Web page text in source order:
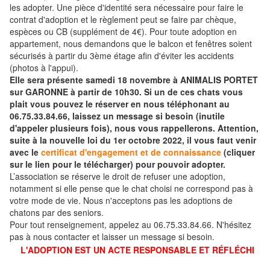
les adopter. Une pièce d'identité sera nécessaire pour faire le
contrat d'adoption et le règlement peut se faire par chèque,
espèces ou CB (supplément de 4€). Pour toute adoption en
appartement, nous demandons que le balcon et fenêtres soient
sécurisés à partir du 3ème étage afin d'éviter les accidents
(photos à l'appui).
Elle sera présente samedi 18 novembre à ANIMALIS PORTET
sur GARONNE à partir de 10h30. Si un de ces chats vous
plait vous pouvez le réserver en nous téléphonant au
06.75.33.84.66, laissez un message si besoin (inutile
d'appeler plusieurs fois), nous vous rappellerons. Attention,
suite à la nouvelle loi du 1er octobre 2022, il vous faut venir
avec le certificat d'engagement et de connaissance (cliquer
sur le lien pour le télécharger) pour pouvoir adopter.
L’association se réserve le droit de refuser une adoption,
notamment si elle pense que le chat choisi ne correspond pas à
votre mode de vie. Nous n'acceptons pas les adoptions de
chatons par des seniors.
Pour tout renseignement, appelez au 06.75.33.84.66. N'hésitez
pas à nous contacter et laisser un message si besoin.
L'ADOPTION EST UN ACTE RESPONSABLE ET RÉFLÉCHI